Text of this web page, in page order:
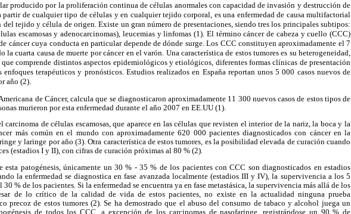
producido por la proliferación continua de células anormales con capacidad de invasión y destrucción de
partir de cualquier tipo de células y en cualquier tejido corporal, es una enfermedad de causa multifactorial
tejido y célula de origen. Existe un gran número de presentaciones, siendo tres los principales subtipos:
escamosas y adenocarcinomas), leucemias y linfomas (1). El término cáncer de cabeza y cuello (CCC)
cáncer cuya conducta en particular depende de dónde surge. Los CCC constituyen aproximadamente el 7
la cuarta causa de muerte por cáncer en el varón. Una característica de estos tumores es su heterogeneidad,
comprende distintos aspectos epidemiológicos y etiológicos, diferentes formas clínicas de presentación
terapéuticos y pronósticos. Estudios realizados en España reportan unos 5 000 casos nuevos de
año (2).
de Cáncer, calcula que se diagnosticaron aproximadamente 11 300 nuevos casos de estos tipos de
murieron por esta enfermedad durante el año 2007 en EE.UU (1).
carcinoma de células escamosas, que aparece en las células que revisten el interior de la nariz, la boca y la
más común en el mundo con aproximadamente 620 000 pacientes diagnosticados con cáncer en la
y laringe por año (3). Otra característica de estos tumores, es la posibilidad elevada de curación cuando
(estadios I y II), con cifras de curación próximas al 80 % (2).
esta patogénesis, únicamente un 30 % - 35 % de los pacientes con CCC son diagnosticados en estadios
la enfermedad se diagnostica en fase avanzada localmente (estadios III y IV), la supervivencia a los 5
% de los pacientes. Si la enfermedad se encuentra ya en fase metastásica, la supervivencia más allá de los
de lo crítico de la calidad de vida de estos pacientes, no existe en la actualidad ninguna prueba
precoz de estos tumores (2). Se ha demostrado que el abuso del consumo de tabaco y alcohol juega un
de todos los CCC, a excepción de los carcinomas de nasofaringe, registrándose un 90 % de